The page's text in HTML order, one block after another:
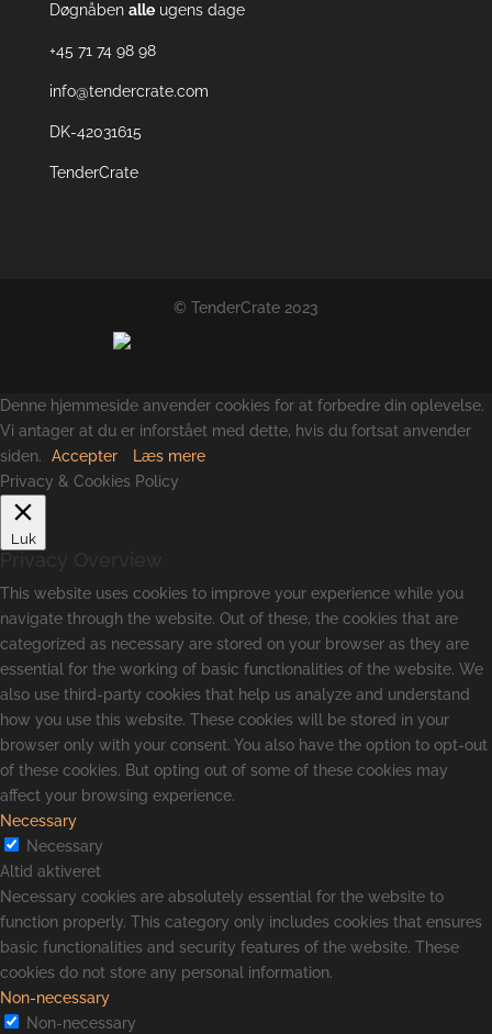
Døgnåben alleugens dage
+45 71 74 98 98
info@tendercrate.com
DK-42031615
TenderCrate
© TenderCrate 2023
Denne hjemmeside anvender cookies for at forbedre din oplevelse.
Vi antager at du er inforstået med dette, hvis du fortsat anvender
siden.
Accepter
Læs mere
Privacy & Cookies Policy
Luk
This website uses cookies to improve your experience while you
navigate through the website. Out of these, the cookies that are
categorized as necessary are stored on your browser as they are
essential for the working of basic functionalities of the website. We
also use third-party cookies that help us analyze and understand
how you use this website. These cookies will be stored in your
browser only with your consent. You also have the option to opt-out
of these cookies. But opting out of some of these cookies may
affect your browsing experience.
Necessary
Necessary
Altid aktiveret
Necessary cookies are absolutely essential for the website to
function properly. This category only includes cookies that ensures
basic functionalities and security features of the website. These
cookies do not store any personal information.
Non-necessary
Non-necessary